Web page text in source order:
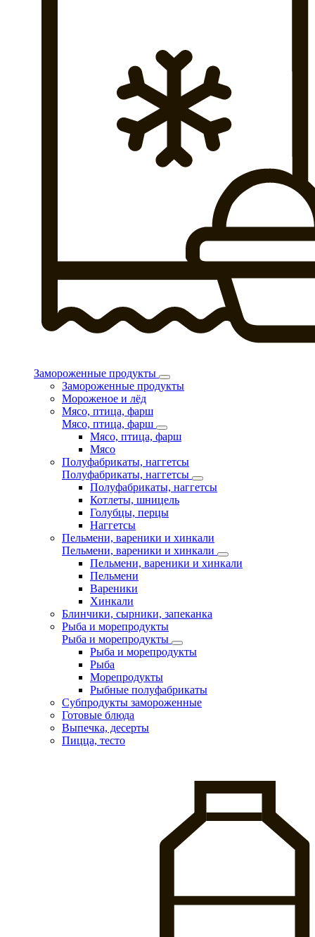
Замороженные продукты
Замороженные продукты
Мороженое и лёд
Мясо, птица, фарш
Мясо, птица, фарш
Мясо, птица, фарш
Мясо
Полуфабрикаты, наггетсы
Полуфабрикаты, наггетсы
Полуфабрикаты, наггетсы
Котлеты, шницель
Голубцы, перцы
Наггетсы
Пельмени, вареники и хинкали
Пельмени, вареники и хинкали
Пельмени, вареники и хинкали
Пельмени
Вареники
Хинкали
Блинчики, сырники, запеканка
Рыба и морепродукты
Рыба и морепродукты
Рыба и морепродукты
Рыба
Морепродукты
Рыбные полуфабрикаты
Субпродукты замороженные
Готовые блюда
Выпечка, десерты
Пицца, тесто